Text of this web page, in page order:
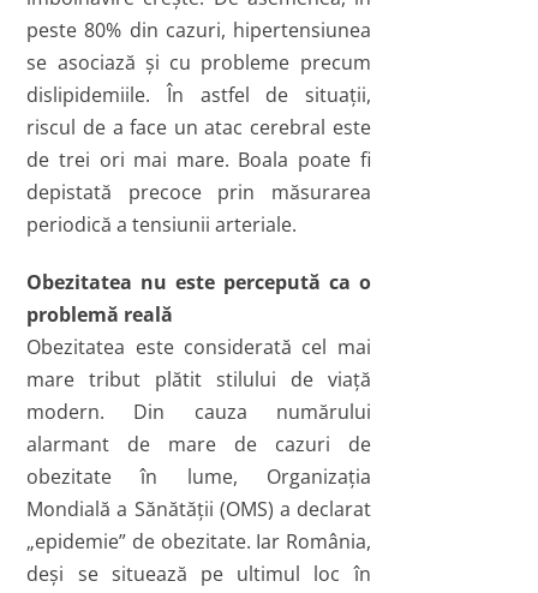
peste 80% din cazuri, hipertensiunea
se asociază şi cu probleme precum
dislipidemiile. În astfel de situaţii,
riscul de a face un atac cerebral este
de trei ori mai mare. Boala poate fi
depistată precoce prin măsurarea
periodică a tensiunii arteriale.
Obezitatea nu este percepută ca o
problemă reală
Obezitatea este considerată cel mai
mare tribut plătit stilului de viaţă
modern. Din cauza numărului
alarmant de mare de cazuri de
obezitate în lume, Organizaţia
Mondială a Sănătăţii (OMS) a declarat
„epidemie” de obezitate. Iar România,
deşi se situează pe ultimul loc în